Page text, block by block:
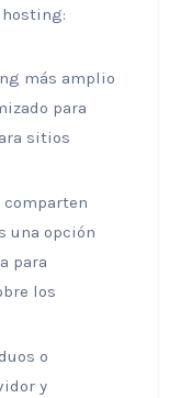
hosting:
más amplio
para
sitios
una opción
para
los
o
y